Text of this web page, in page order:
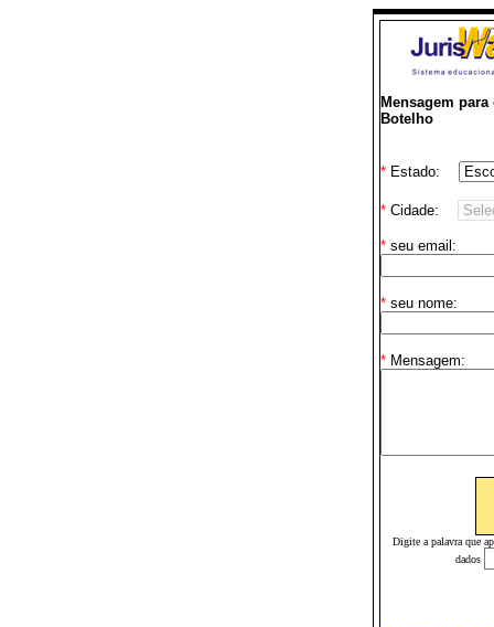
Mensagem
Botelho
*Estado:
*Cidade:
*seu email:
*seu nome:
*Mensagem:
Digite a palavra que
dados